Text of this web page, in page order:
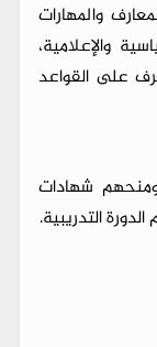
والمهارات
والإعلامية،
على القواعد
شهادات
التدريبية.